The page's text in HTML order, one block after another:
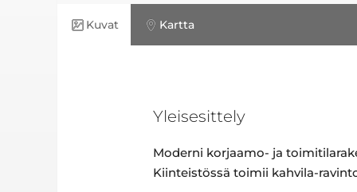
Kuvat Kartta
Yleisesittely
Moderni korjaamo- ja
Kiinteistössä toimii kahvila-